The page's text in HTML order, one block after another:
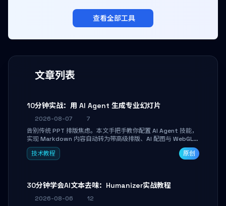
文章列表
10分钟实战：用 AI Agent 生成专业幻灯片
2026-08-07
7
告别传统 PPT 排版焦虑。本文手把手教你配置 AI Agent 技能，
实现 Markdown 内容自动转为带高级排版、AI 配图与 WebGL
运行时的 HTML 幻灯片。只需专注内容，10 分钟即可产出可投
屏的专业级演示文稿。
技术教程 原创
30分钟学会AI文本去味：Humanizer实战教程
2026-08-06
12
查看全部工具